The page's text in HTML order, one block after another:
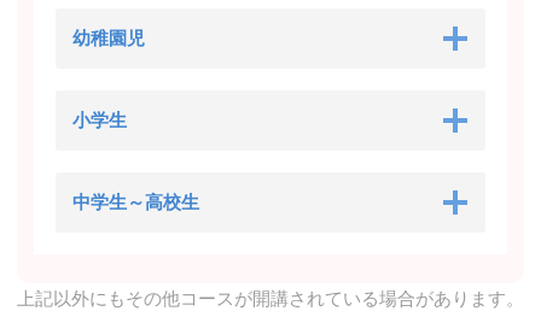
幼稚園児
小学生
中学生～高校生
上記以外にもその他コースが開講されている場合があります。